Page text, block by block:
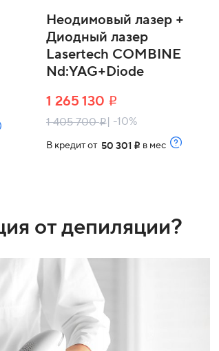
Неодимовый лазер +
Диодный лазер
Lasertech COMBINE
Nd:YAG+Diode
1 265 130 i
1 405 700i| -10%
В кредит от 50 301 i в мес
от депиляции?